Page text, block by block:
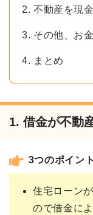
2. 不動産を現
3. その他、お
4. まとめ
1. 借金が不動
3つのポイント
住宅ローン
ので借金に